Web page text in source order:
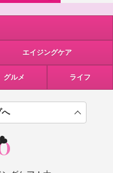
エイジングケア
グルメ ライフ
へ